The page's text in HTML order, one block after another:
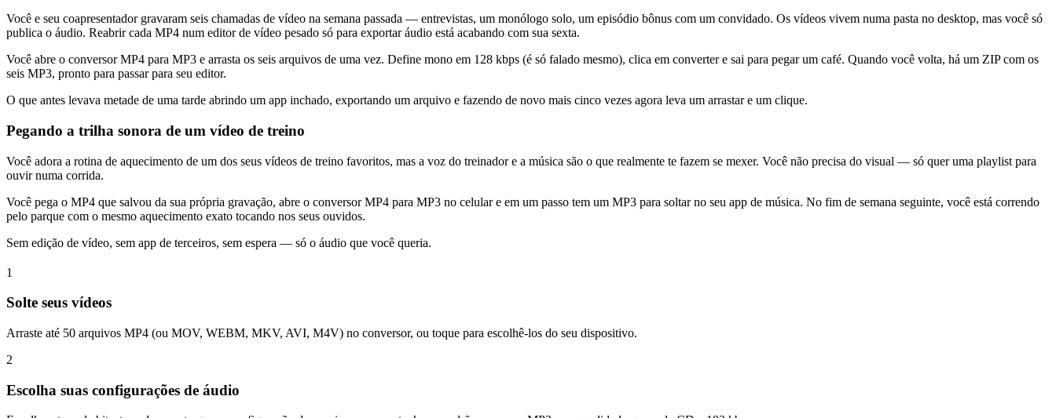
Você e seu coapresentador gravaram seis chamadas de vídeo na semana passada — entrevistas, um monólogo solo, um episódio bônus com um convidado. Os vídeos vivem numa pasta no desktop, mas você só
publica o áudio. Reabrir cada MP4 num editor de vídeo pesado só para exportar áudio está acabando com sua sexta.
Você abre o conversor MP4 para MP3 e arrasta os seis arquivos de uma vez. Define mono em 128 kbps (é só falado mesmo), clica em converter e sai para pegar um café. Quando você volta, há um ZIP com os
seis MP3, pronto para passar para seu editor.
O que antes levava metade de uma tarde abrindo um app inchado, exportando um arquivo e fazendo de novo mais cinco vezes agora leva um arrastar e um clique.
Pegando a trilha sonora de um vídeo de treino
Você adora a rotina de aquecimento de um dos seus vídeos de treino favoritos, mas a voz do treinador e a música são o que realmente te fazem se mexer. Você não precisa do visual — só quer uma playlist para
ouvir numa corrida.
Você pega o MP4 que salvou da sua própria gravação, abre o conversor MP4 para MP3 no celular e em um passo tem um MP3 para soltar no seu app de música. No fim de semana seguinte, você está correndo
pelo parque com o mesmo aquecimento exato tocando nos seus ouvidos.
Sem edição de vídeo, sem app de terceiros, sem espera — só o áudio que você queria.
1
Solte seus vídeos
Arraste até 50 arquivos MP4 (ou MOV, WEBM, MKV, AVI, M4V) no conversor, ou toque para escolhê-los do seu dispositivo.
2
Escolha suas configurações de áudio